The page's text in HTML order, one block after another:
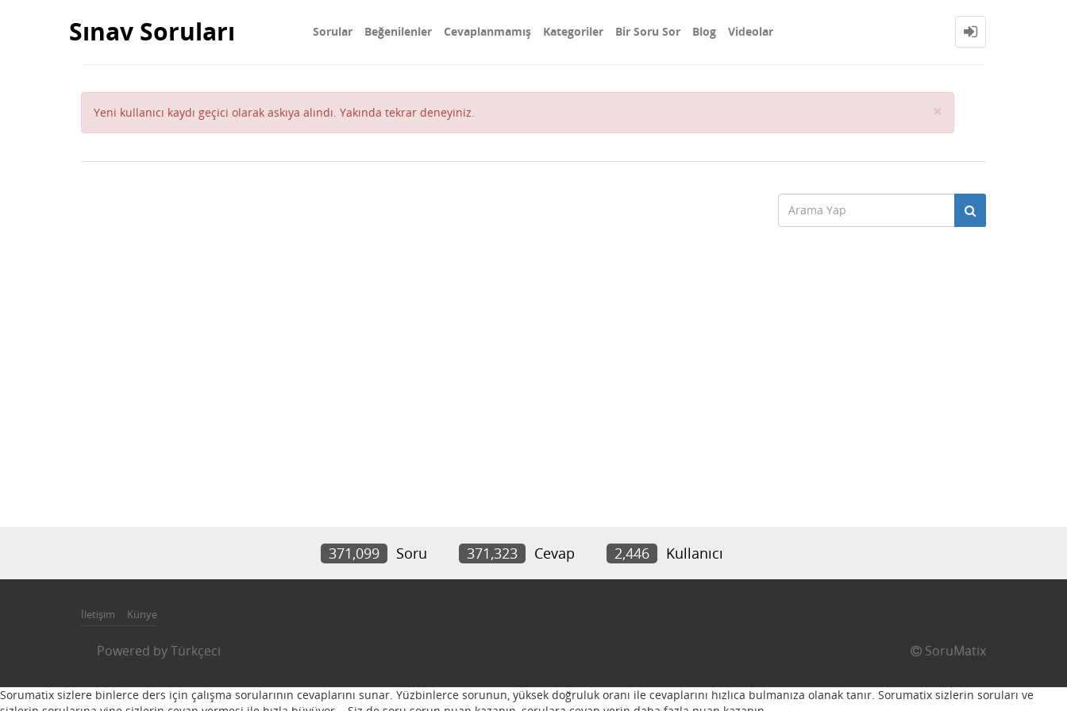
Sınav Soruları Sorular Beğenilenler Cevaplanmamış Kategoriler Bir Soru Sor Blog Videolar
Yeni kullanıcı kaydı geçici olarak askıya alındı. Yakında tekrar deneyiniz. ×
371,099 Soru 371,323 Cevap 2,446 Kullanıcı
İletişim Künye
Powered byTürkçeci SoruMatix
Sorumatix sizlere binlerce ders için çalışma sorularının cevaplarını sunar. Yüzbinlerce sorunun, yüksek doğruluk oranı ile cevaplarını hızlıca bulmanıza olanak tanır. Sorumatix sizlerin soruları ve